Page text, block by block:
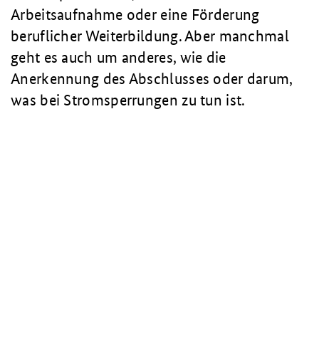
Arbeitsaufnahme oder eine Förderung
beruflicher Weiterbildung. Aber manchmal
geht es auch um anderes, wie die
Anerkennung des Abschlusses oder darum,
was bei Stromsperrungen zu tun ist.